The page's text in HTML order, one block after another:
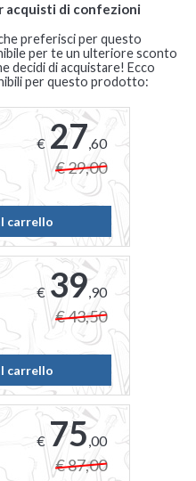
acquisti di confezioni
preferisci per questo
per te un ulteriore sconto
decidi di acquistare! Ecco
per questo prodotto:
€ 27,60
€ 29,00
carrello
€ 39,90
€ 43,50
carrello
€ 75,00
€ 87,00